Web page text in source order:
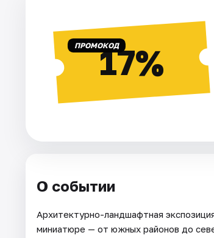
ПРОМОКОД17%
О событии
Архитектурно-ландшафтная
миниатюре — от южных районов до